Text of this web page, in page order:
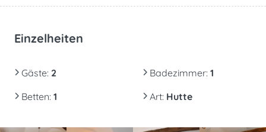
Einzelheiten
Gäste: 2 Badezimmer: 1
Betten: 1 Art: Hutte